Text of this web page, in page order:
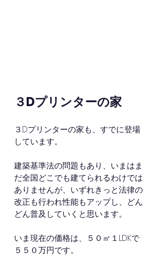
３Dプリンターの家
３Dプリンターの家も、すでに登場
しています。
建築基準法の問題もあり、いまはま
だ全国どこでも建てられるわけでは
ありませんが、いずれきっと法律の
改正も行われ性能もアップし、どん
どん普及していくと思います。
いま現在の価格は、５０㎡１LDKで
５５０万円です。